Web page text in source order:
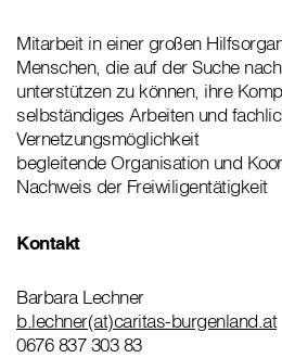
Mitarbeit in einer großen
Menschen, die auf der Suche
unterstützen zu können, ihre
selbständiges Arbeiten und
Vernetzungsmöglichkeit
begleitende Organisation und
Nachweis der Freiwiligentätigkeit
Kontakt
Barbara Lechner
b.lechner(at)caritas-burgenland.at
0676 837 303 83